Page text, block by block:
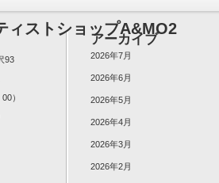
ィストショップA&MO2
93
）
アーカイブ
2026年7月
2026年6月
2026年5月
2026年4月
2026年3月
2026年2月